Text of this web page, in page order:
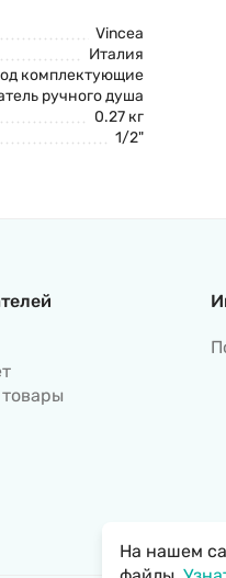
Vincea
Италия
комплектующие
ручного душа
0.27 кг
1/2"
На нашем